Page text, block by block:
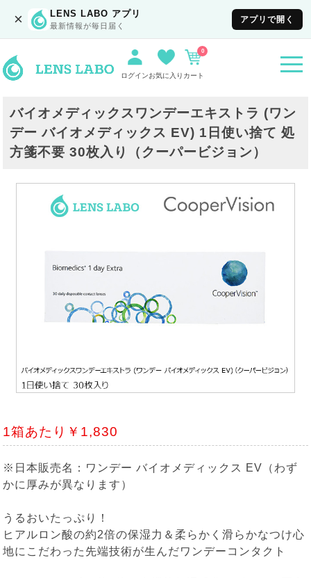
× LENS LABO アプリ
最新情報が毎日届く
アプリで開く
ログインお気に入り カート
0
バイオメディックスワンデーエキストラ (ワン
デー バイオメディックス EV) 1日使い捨て 処
方箋不要 30枚入り（クーパービジョン）
1箱あたり￥1,830
※日本販売名：ワンデー バイオメディックス EV（わず
かに厚みが異なります）
うるおいたっぷり！
ヒアルロン酸の約2倍の保湿力＆柔らかく滑らかなつけ心
地にこだわった先端技術が生んだワンデーコンタクト